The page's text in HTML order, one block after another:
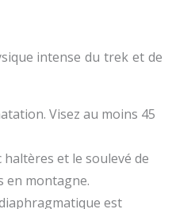
intense du trek et de
Visez au moins 45
haltères et le soulevé de
en montagne.
est